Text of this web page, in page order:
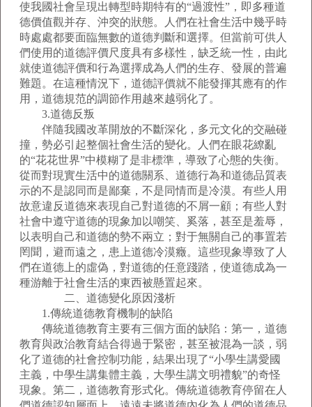
使我國社會呈現出轉型時期特有的“過渡性”，即多種道
德價值觀并存、沖突的狀態。人們在社會生活中幾乎時
時處處都要面臨無數的道德判斷和選擇。但當前可供人
們使用的道德評價尺度具有多樣性，缺乏統一性，由此
就使道德評價和行為選擇成為人們的生存、發展的普遍
難題。在這種情況下，道德評價就不能發揮其應有的作
用，道德規范的調節作用越來越弱化了。
3.道德反叛
伴隨我國改革開放的不斷深化，多元文化的交融碰
撞，勢必引起整個社會生活的變化。人們在眼花繚亂
的“花花世界”中模糊了是非標準，導致了心態的失衡。
從而對現實生活中的道德關系、道德行為和道德品質表
示的不是認同而是鄙棄，不是同情而是冷漠。有些人用
故意違反道德來表現自己對道德的不屑一顧；有些人對
社會中遵守道德的現象加以嘲笑、奚落，甚至是羞辱，
以表明自己和道德的勢不兩立；對于無關自己的事置若
罔聞，避而遠之，患上道德冷漠癥。這些現象導致了人
們在道德上的虛偽，對道德的任意踐踏，使道德成為一
種游離于社會生活的東西被懸置起來。
二、道德變化原因淺析
1.傳統道德教育機制的缺陷
傳統道德教育主要有三個方面的缺陷：第一，道德
教育與政治教育結合得過于緊密，甚至被混為一談，弱
化了道德的社會控制功能，結果出現了“小學生講愛國
主義，中學生講集體主義，大學生講文明禮貌”的奇怪
現象。第二，道德教育形式化。傳統道德教育停留在人